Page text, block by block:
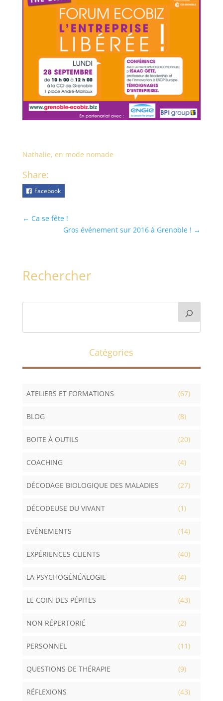
Nathalie, en mode nomade
Share:
Facebook
← Ca se fête !
Gros événement sur 2016 à Grenoble ! →
Rechercher
Catégories
ATELIERS ET FORMATIONS (67)
BLOG (8)
BOITE À OUTILS (20)
COACHING (4)
DÉCODAGE BIOLOGIQUE DES MALADIES (27)
DÉCODEUSE DU VIVANT (1)
EVÉNEMENTS (14)
EXPÉRIENCES CLIENTS (40)
LA PSYCHOGÉNÉALOGIE (4)
LE COIN DES PÉPITES (43)
NON RÉPERTORIÉ (2)
PERSONNEL (11)
QUESTIONS DE THÉRAPIE (9)
RÉFLEXIONS (43)